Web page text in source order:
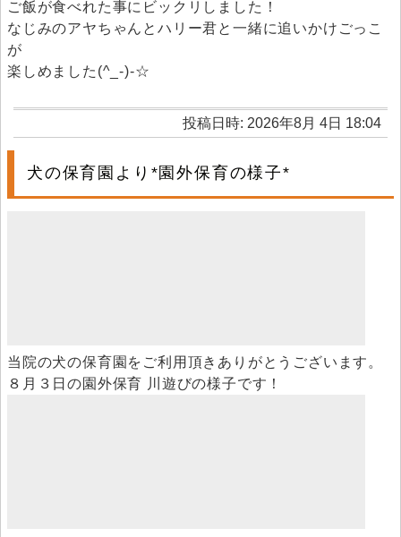
ご飯が食べれた事にビックリしました！
なじみのアヤちゃんとハリー君と一緒に追いかけごっこ
が
楽しめました(^_-)-☆
投稿日時: 2026年8月 4日 18:04
犬の保育園より*園外保育の様子*
当院の犬の保育園をご利用頂きありがとうございます。
８月３日の園外保育 川遊びの様子です！